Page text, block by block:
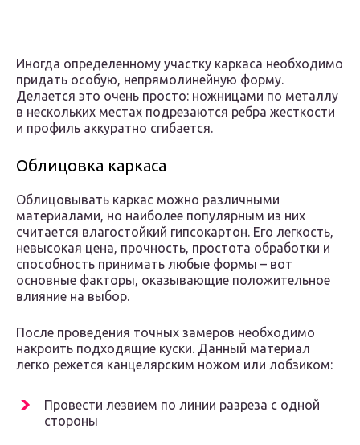
Иногда определенному участку каркаса необходимо
придать особую, непрямолинейную форму.
Делается это очень просто: ножницами по металлу
в нескольких местах подрезаются ребра жесткости
и профиль аккуратно сгибается.
Облицовка каркаса
Облицовывать каркас можно различными
материалами, но наиболее популярным из них
считается влагостойкий гипсокартон. Его легкость,
невысокая цена, прочность, простота обработки и
способность принимать любые формы – вот
основные факторы, оказывающие положительное
влияние на выбор.
После проведения точных замеров необходимо
накроить подходящие куски. Данный материал
легко режется канцелярским ножом или лобзиком:
Провести лезвием по линии разреза с одной
стороны